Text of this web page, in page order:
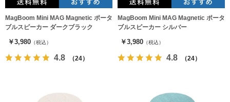
MagBoom Mini MAG Magnetic ポータ
ブルスピーカー ダークブラック
￥3,980 （税込）
4.8 （24）
MagBoom Mini MAG Magnetic ポータ
ブルスピーカー シルバー
￥3,980 （税込）
4.8 （24）